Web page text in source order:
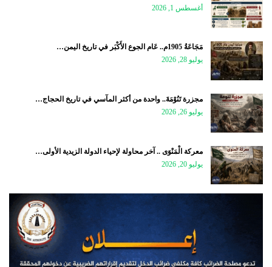
أغسطس 1, 2026
مَجَاعَةُ 1905م.. عَام الجوع الأَكْبَر في تاريخ اليمن…
يوليو 28, 2026
مجزرة تَنُوْمَةَ.. واحدة من أكثر المآسي في تاريخ الحجاج…
يوليو 26, 2026
معركة الْمَنْوَى .. آخر محاولة لإحياء الدولة الزيدية الأولى…
يوليو 20, 2026